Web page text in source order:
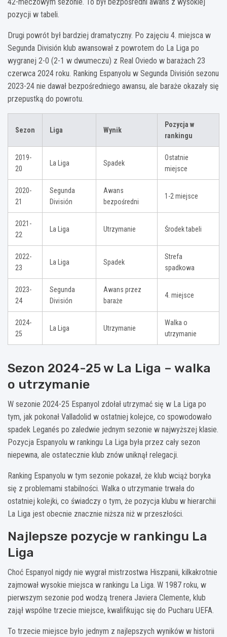
pozycji w tabeli.
Drugi powrót był bardziej dramatyczny. Po zajęciu 4. miejsca w
Segunda División klub awansował z powrotem do La Liga po
wygranej 2-0 (2-1 w dwumeczu) z Real Oviedo w barażach 23
czerwca 2024 roku. Ranking Espanyolu w Segunda División sezonu
2023-24 nie dawał bezpośredniego awansu, ale baraże okazały się
przepustką do powrotu.
Sezon Liga Wynik
Pozycja w
rankingu
2019-
20
La Liga Spadek
Ostatnie
miejsce
2020-
21
Segunda
División
Awans
bezpośredni
1-2 miejsce
2021-
22
La Liga Utrzymanie Środek tabeli
2022-
23
La Liga Spadek
Strefa
spadkowa
2023-
24
Segunda
División
Awans przez
baraże
4. miejsce
2024-
25
La Liga Utrzymanie
Walka o
utrzymanie
Sezon 2024-25 w La Liga – walka
o utrzymanie
W sezonie 2024-25 Espanyol zdołał utrzymać się w La Liga po
tym, jak pokonał Valladolid w ostatniej kolejce, co spowodowało
spadek Leganés po zaledwie jednym sezonie w najwyższej klasie.
Pozycja Espanyolu w rankingu La Liga była przez cały sezon
niepewna, ale ostatecznie klub znów uniknął relegacji.
Ranking Espanyolu w tym sezonie pokazał, że klub wciąż boryka
się z problemami stabilności. Walka o utrzymanie trwała do
ostatniej kolejki, co świadczy o tym, że pozycja klubu w hierarchii
La Liga jest obecnie znacznie niższa niż w przeszłości.
Najlepsze pozycje w rankingu La
Liga
Choć Espanyol nigdy nie wygrał mistrzostwa Hiszpanii, kilkakrotnie
zajmował wysokie miejsca w rankingu La Liga. W 1987 roku, w
pierwszym sezonie pod wodzą trenera Javiera Clemente, klub
zajął wspólne trzecie miejsce, kwalifikując się do Pucharu UEFA.
To trzecie miejsce było jednym z najlepszych wyników w historii